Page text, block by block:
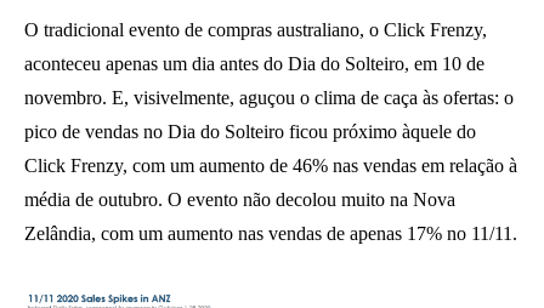
O tradicional evento de compras australiano, o Click Frenzy,
aconteceu apenas um dia antes do Dia do Solteiro, em 10 de
novembro. E, visivelmente, aguçou o clima de caça às ofertas: o
pico de vendas no Dia do Solteiro ficou próximo àquele do
Click Frenzy, com um aumento de 46% nas vendas em relação à
média de outubro. O evento não decolou muito na Nova
Zelândia, com um aumento nas vendas de apenas 17% no 11/11.